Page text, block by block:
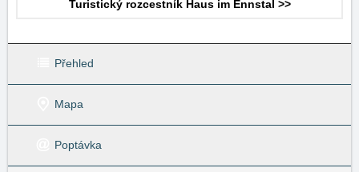
Turistický rozcestník Haus im Ennstal >>
Přehled
Mapa
Poptávka